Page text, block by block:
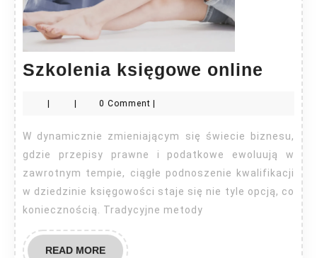
Szkolenia księgowe online
0 Comment
W dynamicznie zmieniającym się świecie biznesu,
gdzie przepisy prawne i podatkowe ewoluują w
zawrotnym tempie, ciągłe podnoszenie kwalifikacji
w dziedzinie księgowości staje się nie tyle opcją, co
koniecznością. Tradycyjne metody
READ MOREREAD